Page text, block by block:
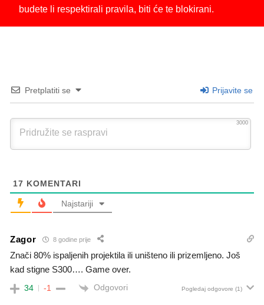
budete li respektirali pravila, biti će te blokirani.
Pretplatiti se Prijavite se
3000
17 KOMENTARI
Najstariji
Zagor 8 godine prije
Znači 80% ispaljenih projektila ili uništeno ili prizemljeno. Još
kad stigne S300…. Game over.
34 -1 Odgovori Pogledaj odgovore (1)